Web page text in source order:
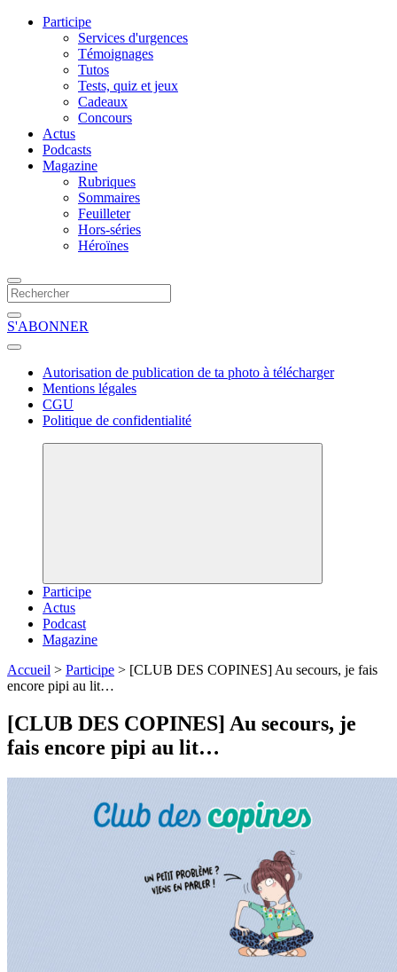
Participe
Services d'urgences
Témoignages
Tutos
Tests, quiz et jeux
Cadeaux
Concours
Actus
Podcasts
Magazine
Rubriques
Sommaires
Feuilleter
Hors-séries
Héroïnes
S'ABONNER
Autorisation de publication de ta photo à télécharger
Mentions légales
CGU
Politique de confidentialité
Participe
Actus
Podcast
Magazine
Accueil > Participe > [CLUB DES COPINES] Au secours, je fais
encore pipi au lit…
[CLUB DES COPINES] Au secours, je
fais encore pipi au lit…